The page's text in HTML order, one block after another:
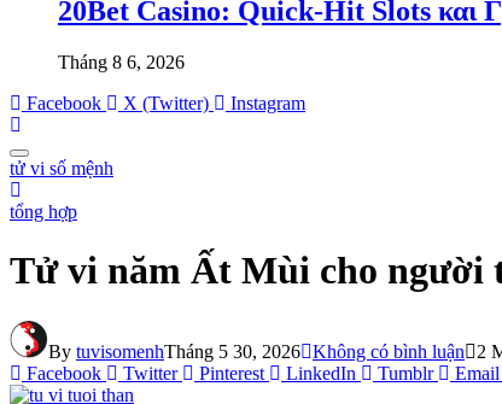
20Bet Casino: Quick‑Hit Slots και
Tháng 8 6, 2026
Facebook
X (Twitter) Instagram
tử vi số mệnh
tổng hợp
Tử vi năm Ất Mùi cho người
By tuvisomenhTháng 5 30, 2026 Không có bình luận
2
Facebook
Twitter Pinterest LinkedIn Tumblr Email